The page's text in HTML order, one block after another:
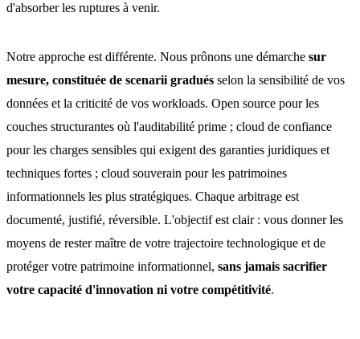
d'absorber les ruptures à venir.
Notre approche est différente. Nous prônons une démarche sur
mesure, constituée de scenarii gradués selon la sensibilité de vos
données et la criticité de vos workloads. Open source pour les
couches structurantes où l'auditabilité prime ; cloud de confiance
pour les charges sensibles qui exigent des garanties juridiques et
techniques fortes ; cloud souverain pour les patrimoines
informationnels les plus stratégiques. Chaque arbitrage est
documenté, justifié, réversible. L'objectif est clair : vous donner les
moyens de rester maître de votre trajectoire technologique et de
protéger votre patrimoine informationnel, sans jamais sacrifier
votre capacité d'innovation ni votre compétitivité.